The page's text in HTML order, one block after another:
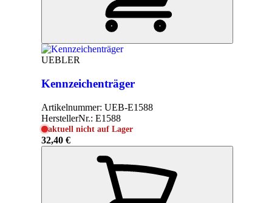
UEBLER
Kennzeichenträger
Artikelnummer: UEB-E1588
HerstellerNr.: E1588
aktuell nicht auf Lager
32,40 €